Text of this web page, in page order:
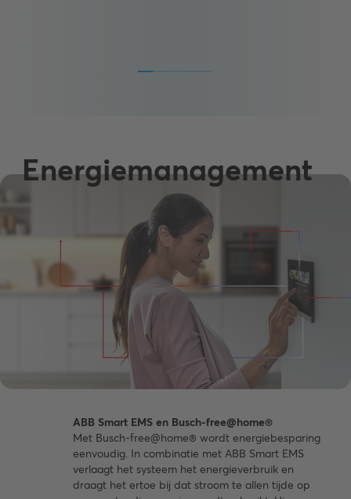
Energiemanagement
ABB Smart EMS en Busch-free@home®
Met Busch-free@home® wordt energiebesparing
eenvoudig. In combinatie met ABB Smart EMS
verlaagt het systeem het energieverbruik en
draagt het ertoe bij dat stroom te allen tijde op